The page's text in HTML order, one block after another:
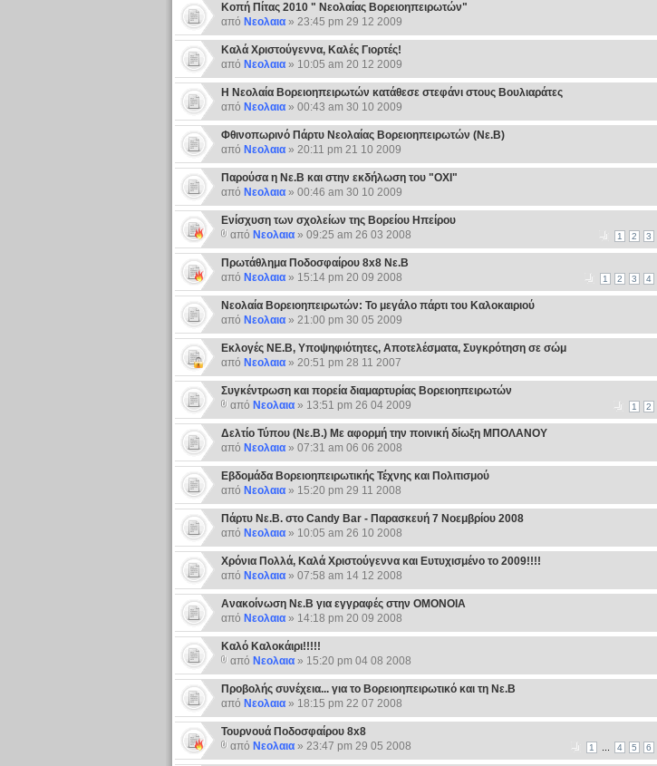
Κοπή Πίτας 2010 " Νεολαίας Βορειοηπειρωτών"
από Νεολαια» 23:45 pm 29 12 2009
Καλά Χριστούγεννα, Καλές Γιορτές!
από Νεολαια» 10:05 am 20 12 2009
Η Νεολαία Βορειοηπειρωτών κατάθεσε στεφάνι στους Βουλιαράτες
από Νεολαια» 00:43 am 30 10 2009
Φθινοπωρινό Πάρτυ Νεολαίας Βορειοηπειρωτών (Νε.Β)
από Νεολαια» 20:11 pm 21 10 2009
Παρούσα η Νε.Β και στην εκδήλωση του "ΟΧΙ"
από Νεολαια» 00:46 am 30 10 2009
Eνίσχυση των σχολείων της Βορείου Ηπείρου
1 2 3
από Νεολαια» 09:25 am 26 03 2008
Πρωτάθλημα Ποδοσφαίρου 8x8 Νε.Β
1 2 3 4
από Νεολαια» 15:14 pm 20 09 2008
Νεολαία Βορειοηπειρωτών: Το μεγάλο πάρτι του Καλοκαιριού
από Νεολαια» 21:00 pm 30 05 2009
Εκλογές ΝΕ.Β, Υποψηφιότητες, Αποτελέσματα, Συγκρότηση σε σώμ
από Νεολαια» 20:51 pm 28 11 2007
Συγκέντρωση και πορεία διαμαρτυρίας Βορειοηπειρωτών
1 2
από Νεολαια» 13:51 pm 26 04 2009
Δελτίο Τύπου (Nε.B.) Με αφορμή την ποινική δίωξη ΜΠΟΛΑΝΟΥ
από Νεολαια» 07:31 am 06 06 2008
Εβδομάδα Βορειοηπειρωτικής Τέχνης και Πολιτισμού
από Νεολαια» 15:20 pm 29 11 2008
Πάρτυ Νε.Β. στο Candy Bar - Παρασκευή 7 Νοεμβρίου 2008
από Νεολαια» 10:05 am 26 10 2008
Χρόνια Πολλά, Καλά Χριστούγεννα και Ευτυχισμένο το 2009!!!!
από Νεολαια» 07:58 am 14 12 2008
Ανακοίνωση Νε.Β για εγγραφές στην ΟΜΟΝΟΙΑ
από Νεολαια» 14:18 pm 20 09 2008
Καλό Καλοκάιρι!!!!!
από Νεολαια» 15:20 pm 04 08 2008
Προβολής συνέχεια... για το Βορειοηπειρωτικό και τη Νε.Β
από Νεολαια» 18:15 pm 22 07 2008
Τουρνουά Ποδοσφαίρου 8x8
1 4 5 6
από Νεολαια» 23:47 pm 29 05 2008